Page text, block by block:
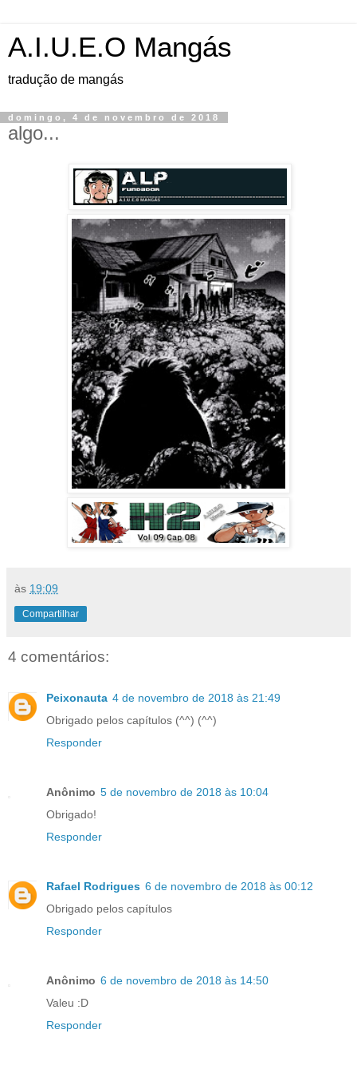
A.I.U.E.O Mangás
tradução de mangás
domingo, 4 de novembro de 2018
algo...
às 19:09
Compartilhar
4 comentários:
Peixonauta 4 de novembro de 2018 às 21:49
Obrigado pelos capítulos (^^) (^^)
Responder
Anônimo 5 de novembro de 2018 às 10:04
Obrigado!
Responder
Rafael Rodrigues 6 de novembro de 2018 às 00:12
Obrigado pelos capítulos
Responder
Anônimo 6 de novembro de 2018 às 14:50
Valeu :D
Responder